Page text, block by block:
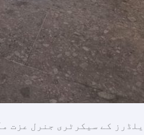
کے سیکرٹری جنرل عزت